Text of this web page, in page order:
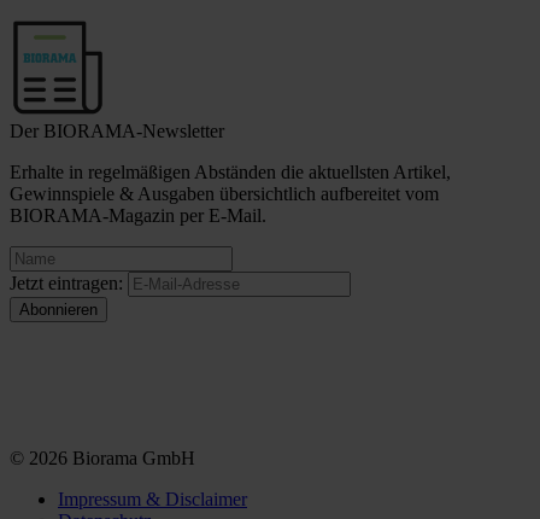
Der BIORAMA-Newsletter
Erhalte in regelmäßigen Abständen die aktuellsten Artikel,
Gewinnspiele & Ausgaben übersichtlich aufbereitet vom
BIORAMA-Magazin per E-Mail.
Jetzt eintragen:
© 2026 Biorama GmbH
Impressum & Disclaimer